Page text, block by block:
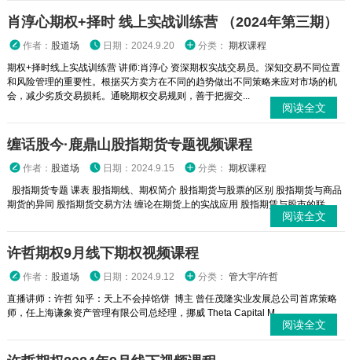
肖淳心期权+择时 线上实战训练营 （2024年第三期）
作者： 股道场 日期：2024.9.20 分类： 期权课程
期权+择时线上实战训练营 讲师:肖淳心 资深期权实战交易员。深知交易不同位置
和风险管理的重要性。根据买方卖方在不同的趋势做出不同策略来应对市场的机
会，减少劣质交易损耗。通晓期权交易规则，善于把握交...
阅读全文
缠话股今·鹿鼎山股指期货专题视频课程
作者： 股道场 日期：2024.9.15 分类： 期权课程
股指期货专题 课表 股指期线、期权简介 股指期货与股票的区别 股指期货与商品
期货的异同 股指期货交易方法 缠论在期货上的实战应用 股指期赁与股市的联...
阅读全文
许哲期权9月线下期权视频课程
作者： 股道场 日期：2024.9.12 分类： 管大宇/许哲
直播讲师：许哲 知乎：天上不会掉馅饼 博主 曾任茂隆实业发展总公司首席策略
师，任上海谦象资产管理有限公司总经理，挪威 Theta Capital M...
阅读全文